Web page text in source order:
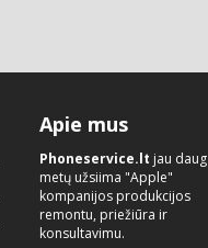
Apie mus
Phoneservice.lt jau daug
metų užsiima "Apple"
kompanijos produkcijos
remontu, priežiūra ir
konsultavimu.